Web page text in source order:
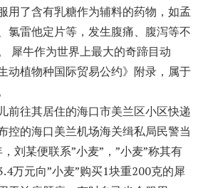
用了含有乳糖作为辅料的药物，如孟
氯雷他定片等，发生腹痛、腹泻等不
犀牛作为世界上最大的奇蹄目动
动植物种国际贸易公约》附录，属于
前往其居住的海口市美兰区小区快递
控的海口美兰机场海关缉私局民警当
刘某便联系”小麦”，”小麦”称其有
万元向”小麦”购买1块重200克的犀